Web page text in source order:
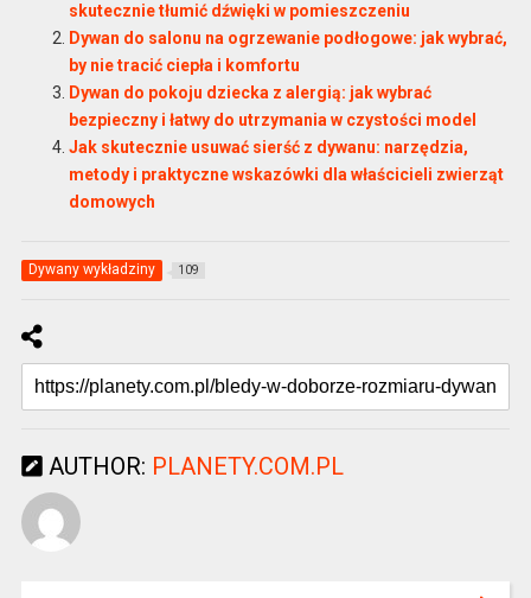
skutecznie tłumić dźwięki w pomieszczeniu
Dywan do salonu na ogrzewanie podłogowe: jak wybrać,
by nie tracić ciepła i komfortu
Dywan do pokoju dziecka z alergią: jak wybrać
bezpieczny i łatwy do utrzymania w czystości model
Jak skutecznie usuwać sierść z dywanu: narzędzia,
metody i praktyczne wskazówki dla właścicieli zwierząt
domowych
Dywany wykładziny 109
AUTHOR: PLANETY.COM.PL